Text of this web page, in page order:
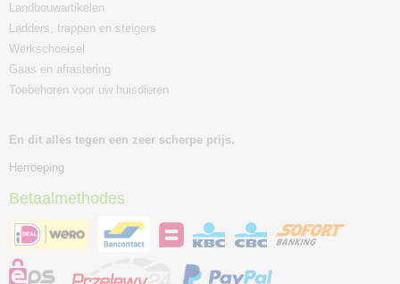
Landbouwartikelen
Ladders, trappen en steigers
Werkschoeisel
Gaas en afrastering
Toebehoren voor uw huisdieren
En dit alles tegen een zeer scherpe prijs.
Herroeping
Betaalmethodes